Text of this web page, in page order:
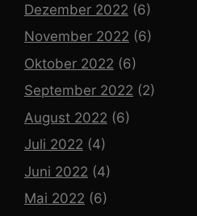
Dezember 2022 (6)
November 2022 (6)
Oktober 2022 (6)
September 2022 (2)
August 2022 (6)
Juli 2022 (4)
Juni 2022 (4)
Mai 2022 (6)